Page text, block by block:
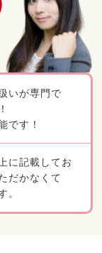
いが専門で
です！
に記載してお
だかなくて
。